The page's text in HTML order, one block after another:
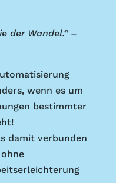
der Wandel.“–
wenn es um
bestimmter
damit verbunden